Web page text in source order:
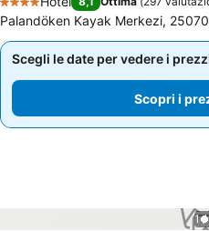
4 Stelle
Palandöken Kayak Merkezi,
Scegli le date per vedere i
Scopri i
Scegli le date per vedere i
Scopri i
1 /